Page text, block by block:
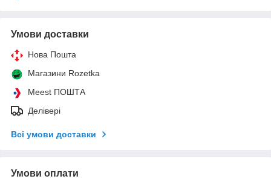
Умови доставки
Нова Пошта
Магазини Rozetka
Meest ПОШТА
Делівері
Всі умови доставки
Умови оплати